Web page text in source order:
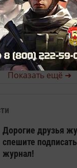
на
Показать ещё ➜
Дорогие друзья
спешите
журнал!